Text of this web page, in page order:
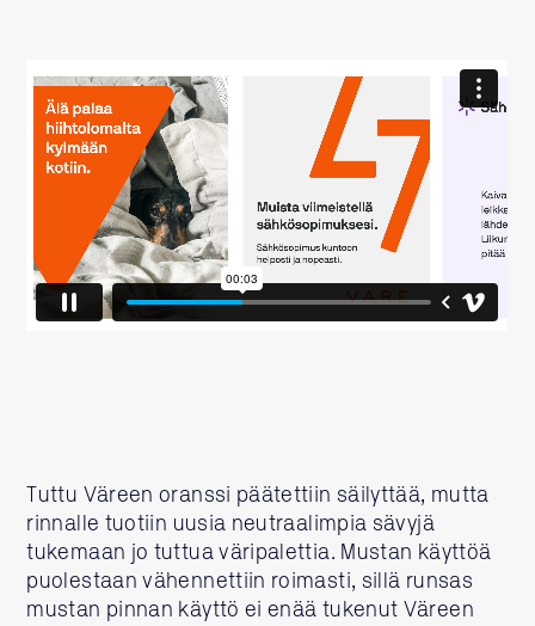
Tuttu Väreen oranssi päätettiin säilyttää, mutta
rinnalle tuotiin uusia neutraalimpia sävyjä
tukemaan jo tuttua väripalettia. Mustan käyttöä
puolestaan vähennettiin roimasti, sillä runsas
mustan pinnan käyttö ei enää tukenut Väreen